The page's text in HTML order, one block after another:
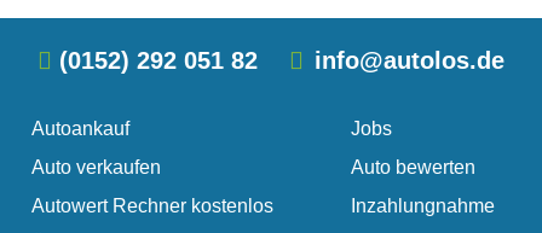
(0152) 292 051 82 info@autolos.de
Autoankauf
Auto verkaufen
Autowert Rechner kostenlos
Jobs
Auto bewerten
Inzahlungnahme